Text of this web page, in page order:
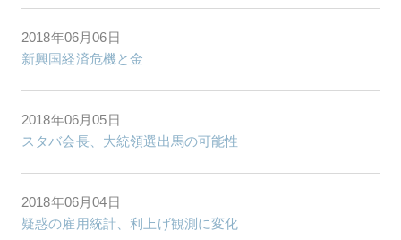
2018年06月06日
新興国経済危機と金
2018年06月05日
スタバ会長、大統領選出馬の可能性
2018年06月04日
疑惑の雇用統計、利上げ観測に変化